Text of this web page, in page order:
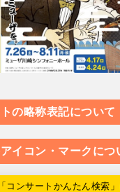
の略称表記について
イコン・マークにつ
コンサートかんたん検索